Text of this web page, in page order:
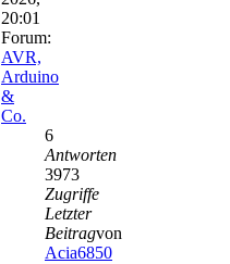
20:01
Forum:
AVR,
Arduino
&
Co.
6
Antworten
3973
Zugriffe
Letzter
Beitragvon
Acia6850